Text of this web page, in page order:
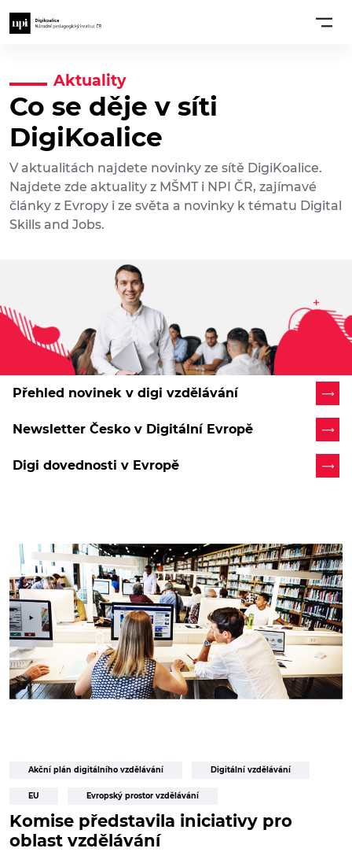
Aktuality
Co se děje v síti
DigiKoalice
V aktualitách najdete novinky ze sítě DigiKoalice.
Najdete zde aktuality z MŠMT i NPI ČR, zajímavé
články z Evropy i ze světa a novinky k tématu Digital
Skills and Jobs.
Přehled novinek v digi vzdělávání
Newsletter Česko v Digitální Evropě
Digi dovednosti v Evropě
Akční plán digitálního vzdělávání Digitální vzdělávání
EU Evropský prostor vzdělávání
Komise představila iniciativy pro
oblast vzdělávání